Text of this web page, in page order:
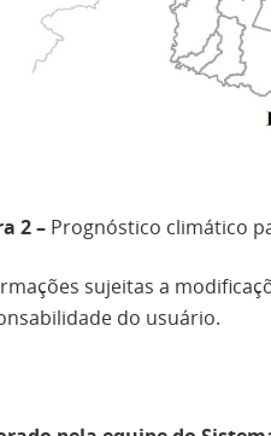
2 –Prognóstico climático
sujeitas a
do usuário.